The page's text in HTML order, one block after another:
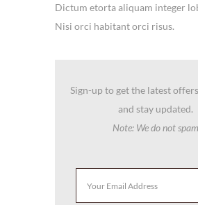
Dictum etorta aliquam integer
Nisi orci habitant orci risus.
Sign-up to get the latest
and stay updated.
Note: We do not spam